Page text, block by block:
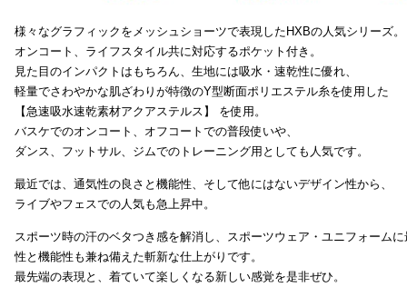
様々なグラフィックをメッシュショーツで表現したHXBの人気シリーズ。
オンコート、ライフスタイル共に対応するポケット付き。
見た目のインパクトはもちろん、生地には吸水・速乾性に優れ、
軽量でさわやかな肌ざわりが特徴のY型断面ポリエステル糸を使用した
【急速吸水速乾素材アクアステルス】 を使用。
バスケでのオンコート、オフコートでの普段使いや、
ダンス、フットサル、ジムでのトレーニング用としても人気です。
最近では、通気性の良さと機能性、そして他にはないデザイン性から、
ライブやフェスでの人気も急上昇中。
スポーツ時の汗のベタつき感を解消し、スポーツウェア・ユニフォーム
性と機能性も兼ね備えた斬新な仕上がりです。
最先端の表現と、着ていて楽しくなる新しい感覚を是非ぜひ。